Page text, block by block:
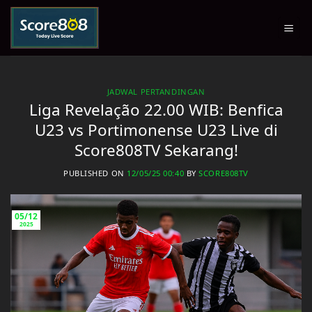
Skip
content
JADWAL PERTANDINGAN
Liga Revelação 22.00 WIB: Benfica
U23 vs Portimonense U23 Live di
Score808TV Sekarang!
PUBLISHED ON 12/05/25 00:40 BYSCORE808TV
05/12
2025